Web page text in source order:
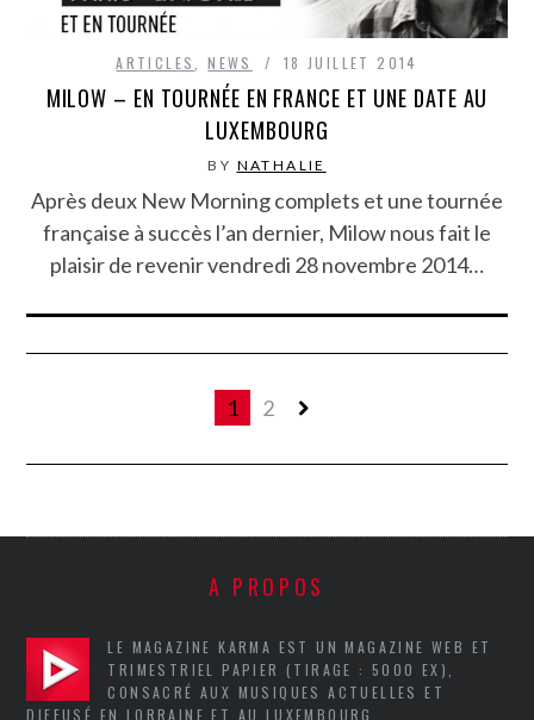
ARTICLES ,NEWS 18 JUILLET 2014
MILOW – EN TOURNÉE EN FRANCE ET UNE DATE AU
LUXEMBOURG
BY NATHALIE
Après deux New Morning complets et une tournée
française à succès l’an dernier, Milow nous fait le
plaisir de revenir vendredi 28 novembre 2014…
1 2
A PROPOS
LE MAGAZINE KARMA EST UN MAGAZINE WEB ET
TRIMESTRIEL PAPIER (TIRAGE : 5000 EX),
CONSACRÉ AUX MUSIQUES ACTUELLES ET
DIFFUSÉ EN LORRAINE ET AU LUXEMBOURG.